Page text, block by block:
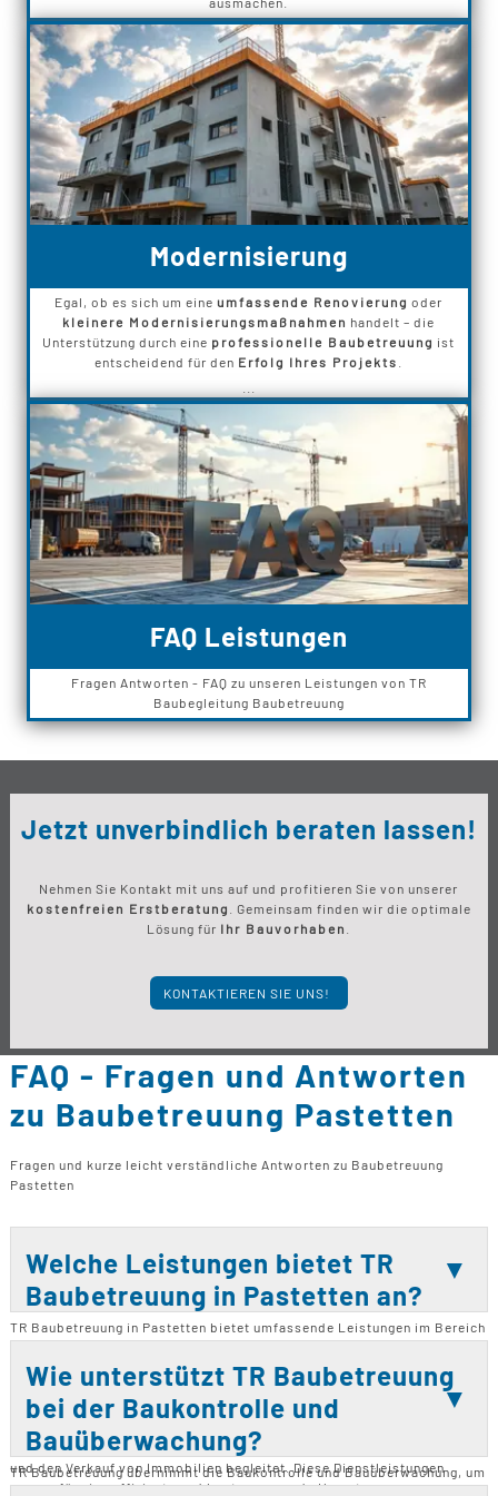
Modernisierung
Egal, ob es sich um eineumfassende Renovierung oder
kleinere Modernisierungsmaßnahmen handelt – die
Unterstützung durch eine professionelle Baubetreuung ist
entscheidend für den Erfolg Ihres Projekts
FAQ Leistungen
Fragen Antworten - FAQ zu unseren Leistungen von TR
Baubegleitung Baubetreuung
Jetzt unverbindlich beraten lassen!
Nehmen Sie Kontakt mit uns auf und profitieren Sie von unserer
kostenfreien Erstberatung
. Gemeinsam finden wir die optimale
Lösung für Ihr Bauvorhaben
KONTAKTIEREN SIE UNS!
FAQ - Fragen und Antworten
zu Baubetreuung Pastetten
Fragen und kurze leicht verständliche Antworten zu Baubetreuung
Pastetten
Welche Leistungen bietet TR
Baubetreuung in Pastetten an?
TR Baubetreuung in Pastetten bietet umfassende Leistungen im Bereich
Neubauten, Bausanierungen, Bau-Modernisierungen und Umbauten. Das
Unternehmen bietet auch Bauberatungen und Kaufberatungen an und
arbeitet eng mit Architekten zusammen, um eine reibungslose
Baubetreuung bei Fix & Flip Projekten, indem es den Kauf, die Reparatur
und den Verkauf von Immobilien begleitet. Diese Dienstleistungen
sorgen für eine effiziente und kostensparende Umsetzung von
Wie unterstützt TR Baubetreuung
bei der Baukontrolle und
Bauüberwachung?
TR Baubetreuung übernimmt die Baukontrolle und Bauüberwachung, um